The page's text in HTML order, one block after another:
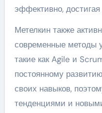
эффективно,
Метелкин также
современные методы
такие как Agile и
постоянному
своих навыков,
тенденциями и